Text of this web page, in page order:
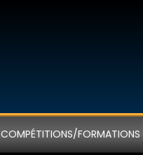
COMPÉTITIONS/FORMATIONS